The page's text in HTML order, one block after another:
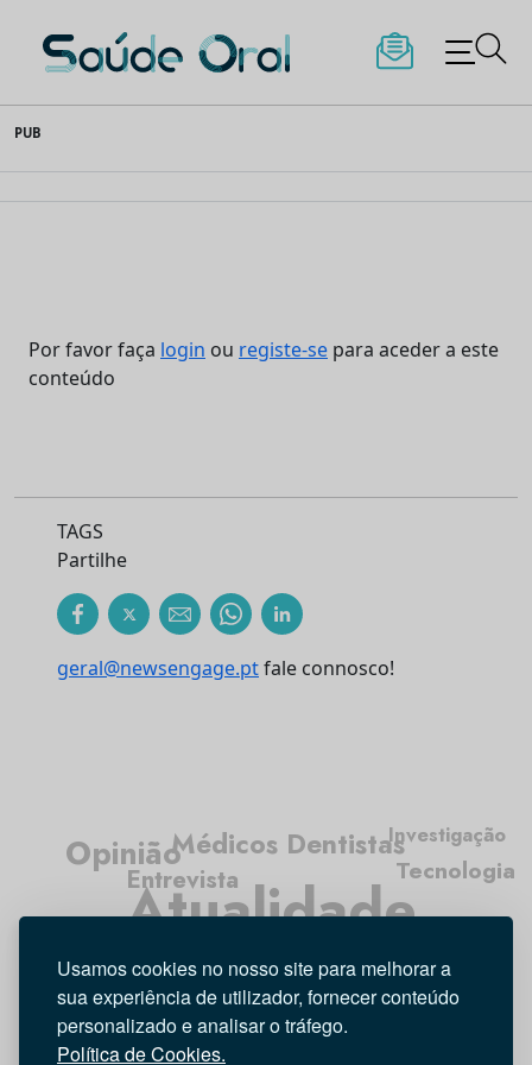
Usamos cookies no nosso site para melhorar a
sua experiência de utilizador, fornecer conteúdo
personalizado e analisar o tráfego.
Política de Cookies.
to
content
Saúde Oral
PUB
Por favor faça login ou registe-se para aceder a este
conteúdo
TAGS
Partilhe
geral@newsengage.ptfale connosco!
Atualidade
Médicos Dentistas
Higiene Oral
Entrevista
Opinião Tecnologia
Investigação